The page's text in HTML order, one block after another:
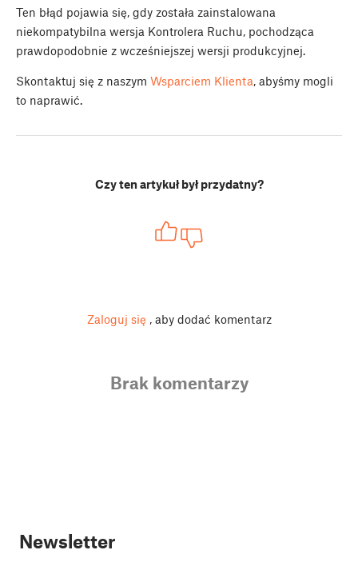
Ten błąd pojawia się, gdy została zainstalowana
niekompatybilna wersja Kontrolera Ruchu, pochodząca
prawdopodobnie z wcześniejszej wersji produkcyjnej.
Skontaktuj się z naszym Wsparciem Klienta, abyśmy mogli
to naprawić.
Czy ten artykuł był przydatny?
Zaloguj się , aby dodać komentarz
Brak komentarzy
Newsletter